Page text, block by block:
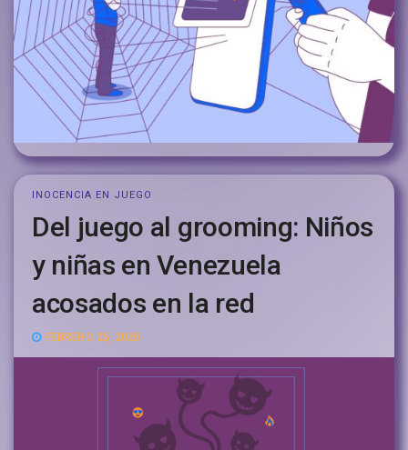
INOCENCIA EN JUEGO
Del juego al grooming: Niños
y niñas en Venezuela
acosados en la red
FEBRERO 25, 2025